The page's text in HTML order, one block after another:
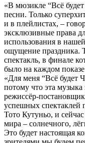
«В мюзикле “Всё
песни. Только
и в плейлистах, –
эксклюзивные права
использования в
ощущение праздника.
спектакль, в финале
было на каждом
«Для меня “Всё будет
потому что эта музыка
режиссёр-
успешных спектаклей
Тото Кутуньо, и
мира – солнечного,
Это будет настоящая